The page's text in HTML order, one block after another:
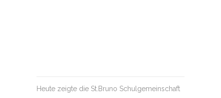
Heute zeigte die St.Bruno Schulgemeinschaft